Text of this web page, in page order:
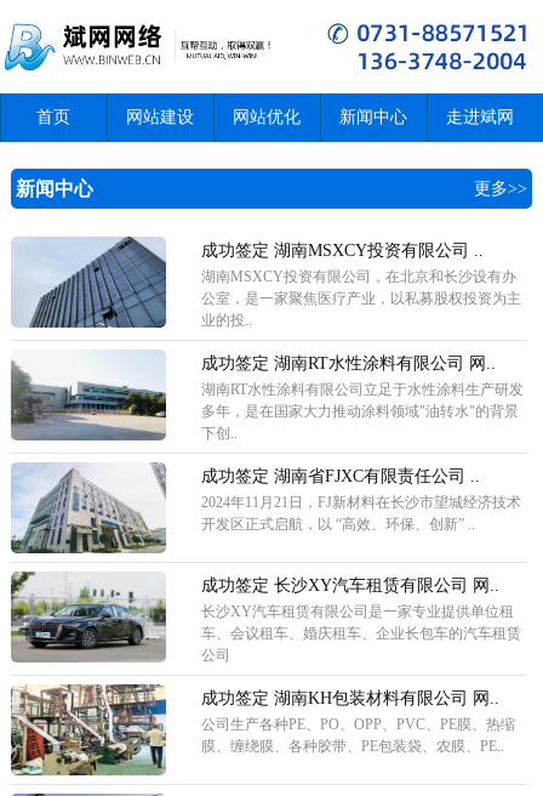
首页 网站建设 网站优化 新闻中心 走进斌网
新闻中心 更多>>
成功签定 湖南MSXCY投资有限公司 ..
湖南MSXCY投资有限公司，在北京和长沙设有办
公室，是一家聚焦医疗产业，以私募股权投资为主
业的投..
成功签定 湖南RT水性涂料有限公司 网..
湖南RT水性涂料有限公司立足于水性涂料生产研发
多年，是在国家大力推动涂料领域"油转水"的背景
下创..
成功签定 湖南省FJXC有限责任公司 ..
2024年11月21日，FJ新材料在长沙市望城经济技术
开发区正式启航，以 “高效、环保、创新” ..
成功签定 长沙XY汽车租赁有限公司 网..
长沙XY汽车租赁有限公司是一家专业提供单位租
车、会议租车、婚庆租车、企业长包车的汽车租赁
公司
成功签定 湖南KH包装材料有限公司 网..
公司生产各种PE、PO、OPP、PVC、PE膜、热缩
膜、缠绕膜、各种胶带、PE包装袋、农膜、PE..